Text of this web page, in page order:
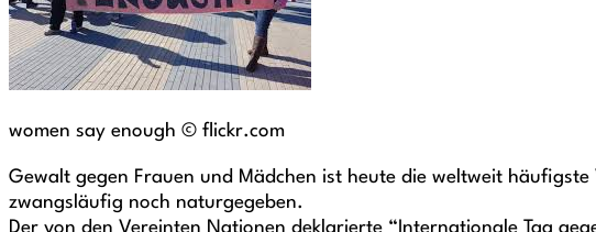
women say enough © flickr.com
Gewalt gegen Frauen und Mädchen ist heute die weltweit
zwangsläufig noch naturgegeben.
Der von den Vereinten Nationen deklarierte “Internationale Tag